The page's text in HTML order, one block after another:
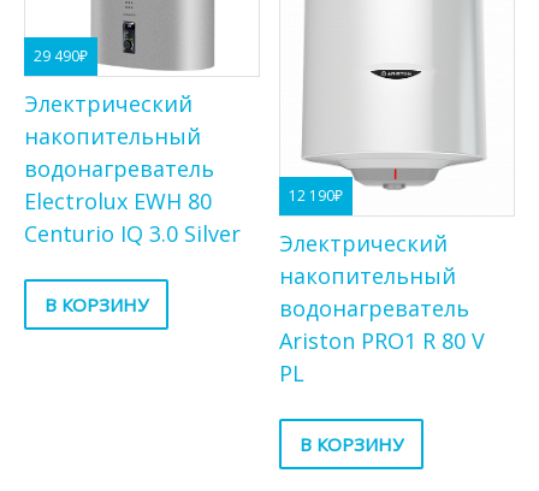
29 490₽
Электрический
накопительный
водонагреватель
Electrolux EWH 80
Centurio IQ 3.0 Silver
В КОРЗИНУ
12 190₽
Электрический
накопительный
водонагреватель
Ariston PRO1 R 80 V
PL
В КОРЗИНУ